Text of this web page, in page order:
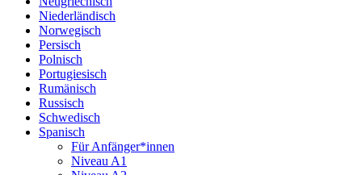
Niederländisch
Norwegisch
Persisch
Polnisch
Portugiesisch
Rumänisch
Russisch
Schwedisch
Spanisch
Für Anfänger*innen
Niveau A1